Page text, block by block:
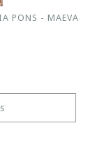
PONS - MAEVA